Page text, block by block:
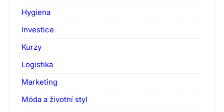
Hygiena
Investice
Kurzy
Logistika
Marketing
Móda a životní styl